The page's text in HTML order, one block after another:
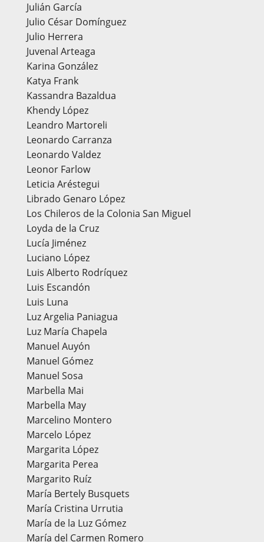
Julián García
Julio César Domínguez
Julio Herrera
Juvenal Arteaga
Karina González
Katya Frank
Kassandra Bazaldua
Khendy López
Leandro Martoreli
Leonardo Carranza
Leonardo Valdez
Leonor Farlow
Leticia Aréstegui
Librado Genaro López
Los Chileros de la Colonia San Miguel
Loyda de la Cruz
Lucía Jiménez
Luciano López
Luis Alberto Rodríquez
Luis Escandón
Luis Luna
Luz Argelia Paniagua
Luz María Chapela
Manuel Auyón
Manuel Gómez
Manuel Sosa
Marbella Mai
Marbella May
Marcelino Montero
Marcelo López
Margarita López
Margarita Perea
Margarito Ruíz
María Bertely Busquets
María Cristina Urrutia
María de la Luz Gómez
María del Carmen Romero